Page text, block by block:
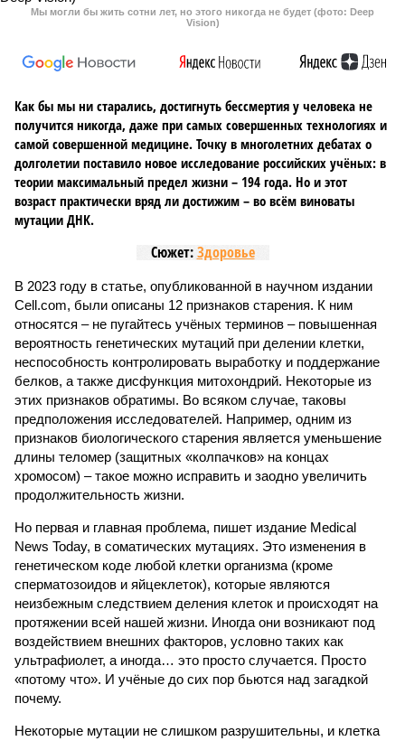
Мы могли бы жить сотни лет, но этого никогда не будет (фото: Deep
Vision)
Как бы мы ни старались, достигнуть бессмертия у человека не
получится никогда, даже при самых совершенных технологиях и
самой совершенной медицине. Точку в многолетних дебатах о
долголетии поставило новое исследование российских учёных: в
теории максимальный предел жизни – 194 года. Но и этот
возраст практически вряд ли достижим – во всём виноваты
мутации ДНК.
Сюжет:Здоровье
В 2023 году в статье, опубликованной в научном издании
Cell.com, были описаны 12 признаков старения. К ним
относятся – не пугайтесь учёных терминов – повышенная
вероятность генетических мутаций при делении клетки,
неспособность контролировать выработку и поддержание
белков, а также дисфункция митохондрий. Некоторые из
этих признаков обратимы. Во всяком случае, таковы
предположения исследователей. Например, одним из
признаков биологического старения является уменьшение
длины теломер (защитных «колпачков» на концах
хромосом) – такое можно исправить и заодно увеличить
продолжительность жизни.
Но первая и главная проблема, пишет издание Medical
News Today, в соматических мутациях. Это изменения в
генетическом коде любой клетки организма (кроме
сперматозоидов и яйцеклеток), которые являются
неизбежным следствием деления клеток и происходят на
протяжении всей нашей жизни. Иногда они возникают под
воздействием внешних факторов, условно таких как
ультрафиолет, а иногда… это просто случается. Просто
«потому что». И учёные до сих пор бьются над загадкой
почему.
Некоторые мутации не слишком разрушительны, и клетка